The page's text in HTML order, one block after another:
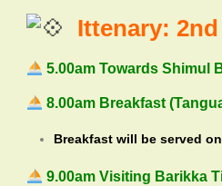
Ittenary:
5.00am Towards Shimul
8.00am Breakfast
Breakfast will be served
9.00am Visiting Barikka